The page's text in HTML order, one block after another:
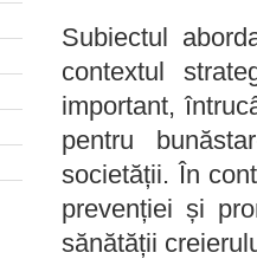
Subiectul
contextul
important,
pentru
societății. În
prevenției și
sănătății